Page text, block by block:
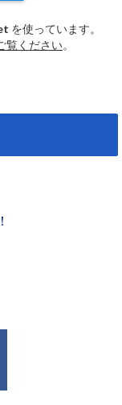
を使っています。
覧ください。